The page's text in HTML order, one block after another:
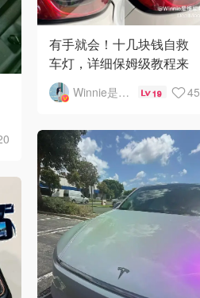
有手就会！十几块钱自救
车灯，详细保姆级教程来
啦！
Winnie是维妮吖 19 45